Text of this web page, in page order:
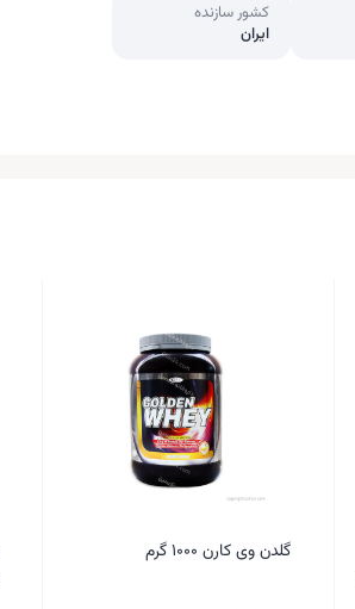
کشور سازنده
ایران
گلدن وی کارن 1000 گرم